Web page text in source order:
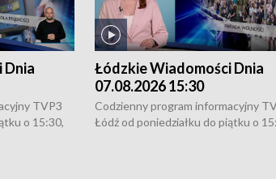
Dnia
TVP3
o 15:30,
Łódzkie Wiadomości Dnia
07.08.2026 15:30
Codzienny program informacyjny
Łódź od poniedziałku do piątku o